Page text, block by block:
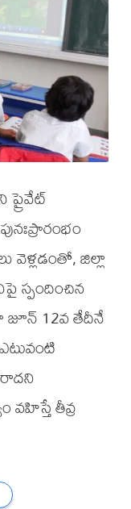
వెళ్లడంతో, జిల్లా
స్పందించిన
జూన్ 12వ తేదీనే
తీవ్ర